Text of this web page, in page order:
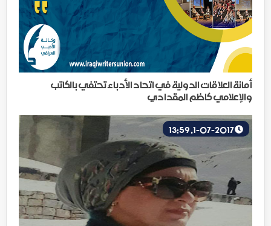
أمانة العلاقات الدولية في اتحاد الأدباء تحتفي بالكاتب
والإعلامي كاظم المقدادي